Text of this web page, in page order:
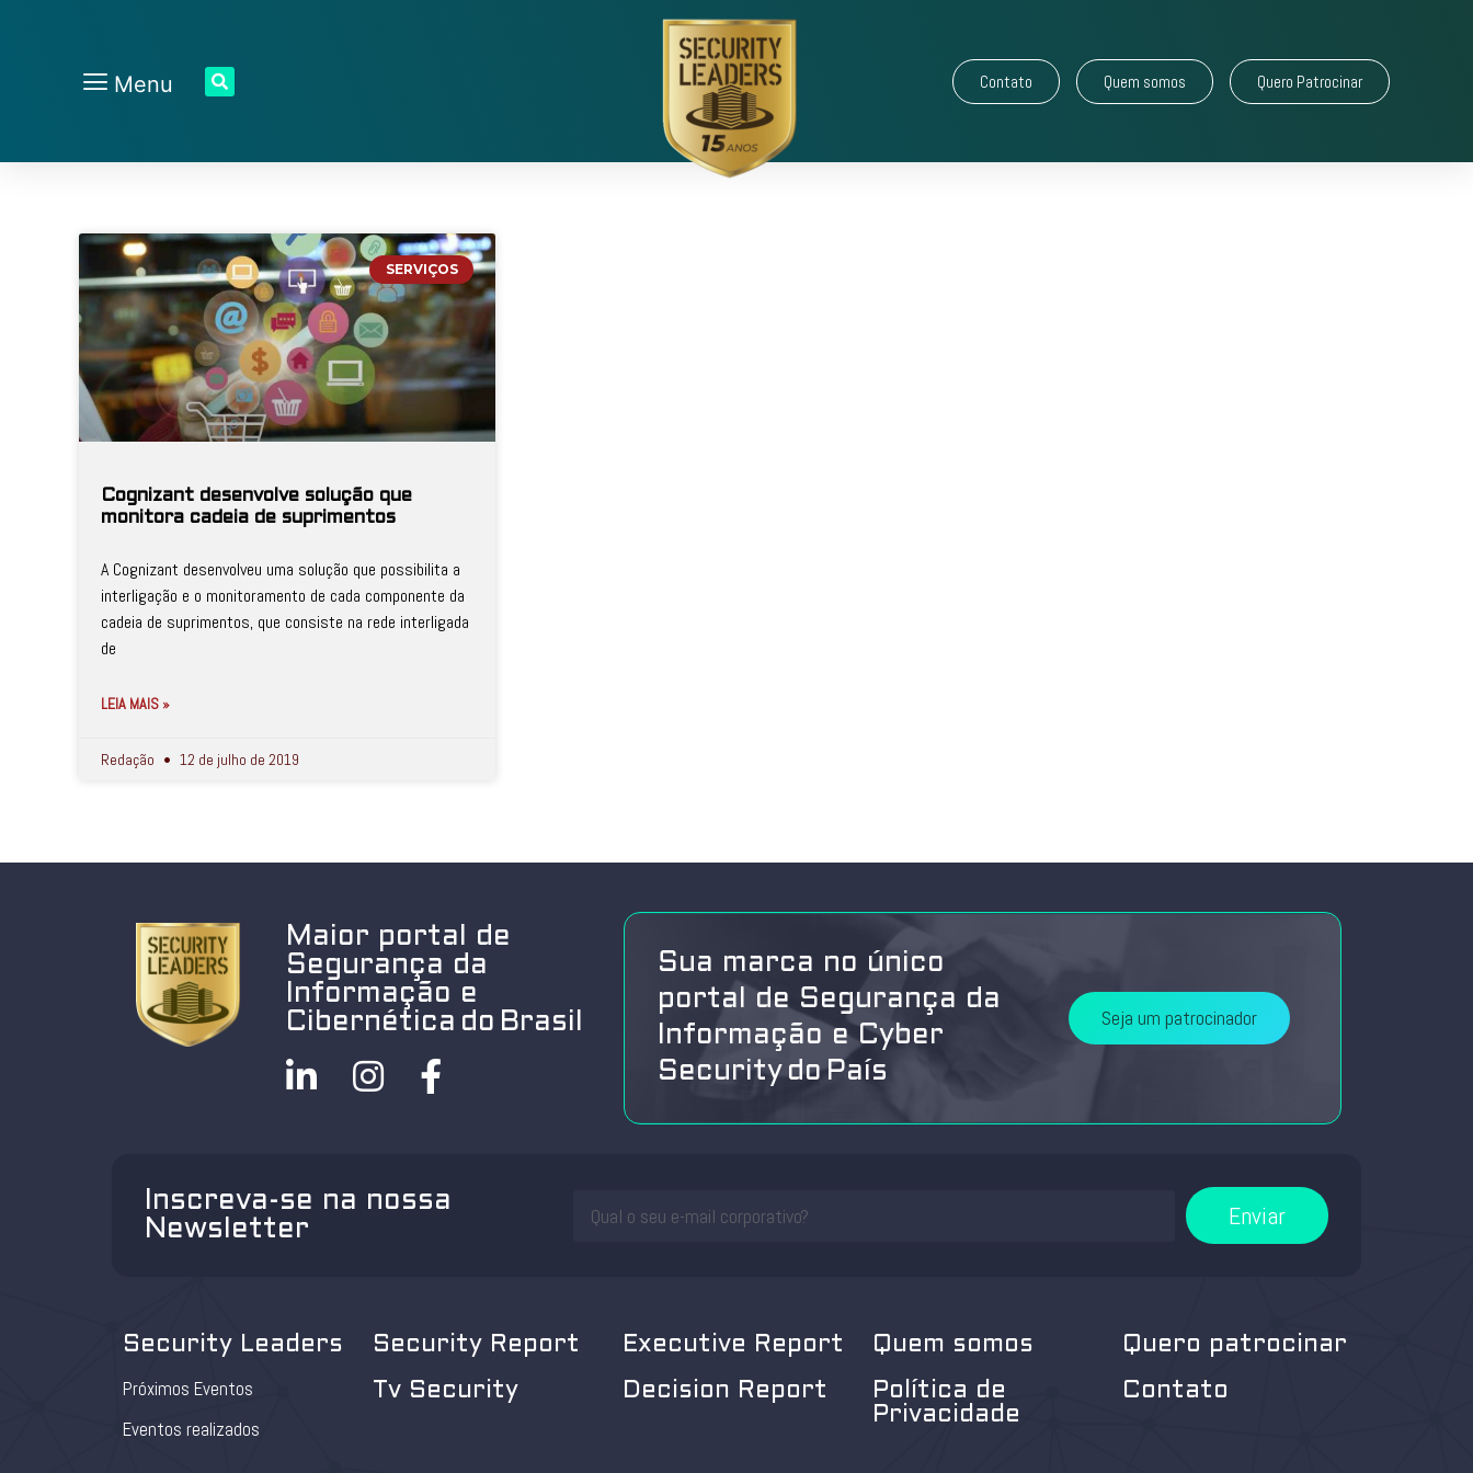
Menu Contato Quem somos Quero Patrocinar
SERVIÇOS
Cognizant desenvolve solução que
monitora cadeia de suprimentos
A Cognizant desenvolveu uma solução que possibilita a
interligação e o monitoramento de cada componente da
cadeia de suprimentos, que consiste na rede interligada
de
LEIA MAIS »
Redação 12 de julho de 2019
Maior portal de
Segurança da
Informação e
Cibernética do Brasil
Sua marca no único
portal de Segurança da
Informação e Cyber
Security do País
Seja um patrocinador
Inscreva-se na nossa
Newsletter
Enviar
Security Leaders
Próximos Eventos
Eventos realizados
Security Report
Tv Security
Executive Report
Decision Report
Quem somos
Política de
Privacidade
Quero patrocinar
Contato